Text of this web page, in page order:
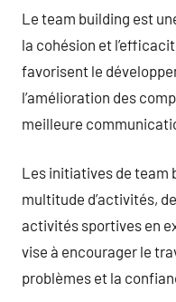
Le team building est
la cohésion et
favorisent le
l’amélioration des
meilleure
Les initiatives de team
multitude d’activités,
activités sportives en
vise à encourager le
problèmes et la